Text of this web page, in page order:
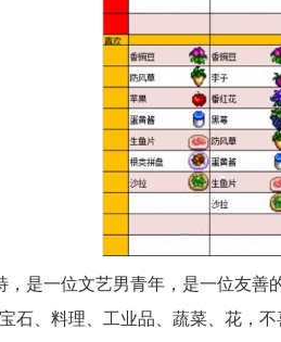
，是一位文艺男青年，是一位友
石、料理、工业品、蔬菜、花，